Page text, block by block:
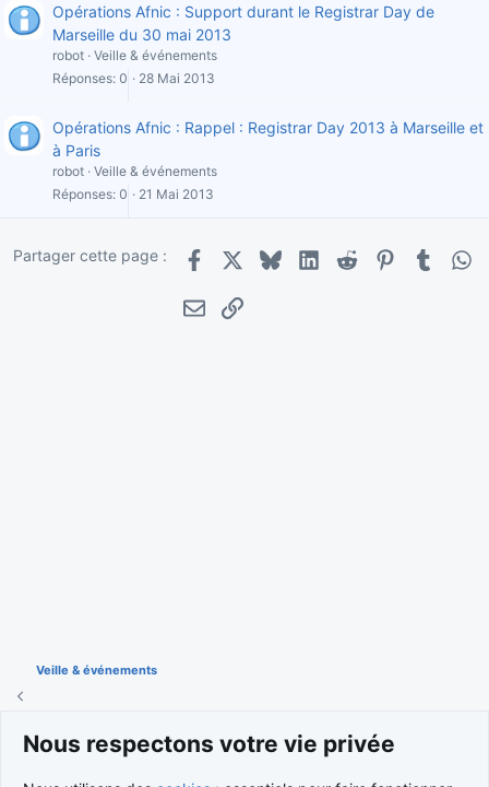
Opérations Afnic : Support durant le Registrar Day de
Marseille du 30 mai 2013
robot Veille & événements
Réponses 0 28 Mai 2013
Opérations Afnic : Rappel : Registrar Day 2013 à Marseille et
à Paris
robot Veille & événements
Réponses 0 21 Mai 2013
Partager cette page :
Facebook
X BlueskyLinkedInRedditPinterestTumblr
E-mailLien
Veille & événements
Cookies
Nous respectons votre vie privée